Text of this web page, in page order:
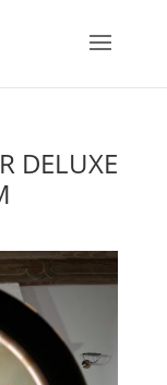
DELUXE